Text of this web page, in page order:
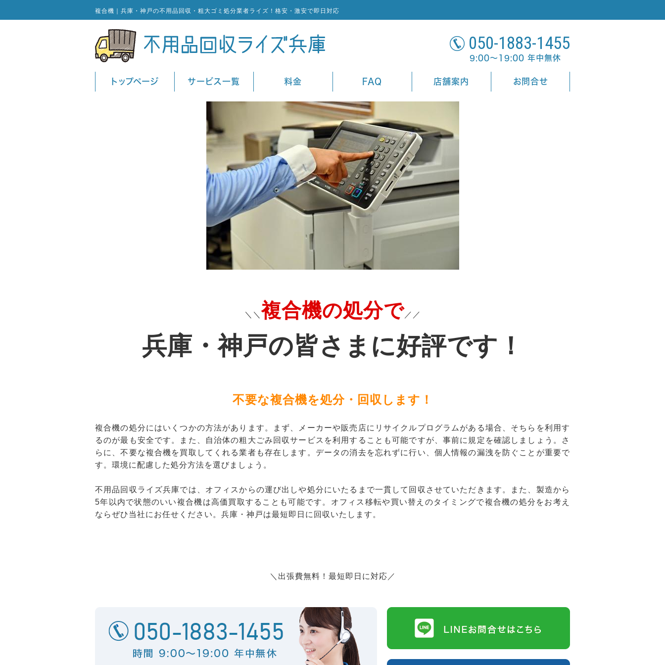
複合機｜兵庫・神戸の不用品回収・粗大ゴミ処分業者ライズ！格安・激安で即日対応
050-1883-1455
9:00～19:00 年中無休
トップページ サービス一覧 料金 FAQ 店舗案内 お問合せ
＼＼ 複合機の処分で ／／
兵庫・神戸の皆さまに好評です！
不要な複合機を処分・回収します！
複合機の処分にはいくつかの方法があります。まず、メーカーや販売店にリサイクルプログラムがある場合、そちらを利用す
るのが最も安全です。また、自治体の粗大ごみ回収サービスを利用することも可能ですが、事前に規定を確認しましょう。さ
らに、不要な複合機を買取してくれる業者も存在します。データの消去を忘れずに行い、個人情報の漏洩を防ぐことが重要で
す。環境に配慮した処分方法を選びましょう。
不用品回収ライズ兵庫では、オフィスからの運び出しや処分にいたるまで一貫して回収させていただきます。また、製造から
5年以内で状態のいい複合機は高価買取することも可能です。オフィス移転や買い替えのタイミングで複合機の処分をお考え
ならぜひ当社にお任せください。兵庫・神戸は最短即日に回収いたします。
＼出張費無料！最短即日に対応／